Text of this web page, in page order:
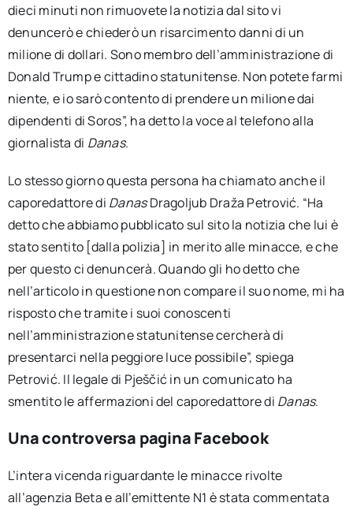
dieci minuti non rimuovete la notizia dal sito vi
denuncerò e chiederò un risarcimento danni di un
milione di dollari. Sono membro dell’amministrazione di
Donald Trump e cittadino statunitense. Non potete farmi
niente, e io sarò contento di prendere un milione dai
dipendenti di Soros”, ha detto la voce al telefono alla
giornalista di Danas.
Lo stesso giorno questa persona ha chiamato anche il
caporedattore di DanasDragoljub Draža Petrović. “Ha
detto che abbiamo pubblicato sul sito la notizia che lui è
stato sentito [dalla polizia] in merito alle minacce, e che
per questo ci denuncerà. Quando gli ho detto che
nell’articolo in questione non compare il suo nome, mi ha
risposto che tramite i suoi conoscenti
nell’amministrazione statunitense cercherà di
presentarci nella peggiore luce possibile”, spiega
Petrović. Il legale di Pješčić in un comunicato ha
smentito le affermazioni del caporedattore di Danas.
Una controversa pagina Facebook
L’intera vicenda riguardante le minacce rivolte
all’agenzia Beta e all’emittente N1 è stata commentata